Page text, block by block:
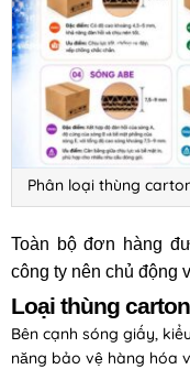
Phân loại thùng
Toàn bộ đơn hàng
công ty nên chủ động
Loại thùng
Bên cạnh sóng giấy,
năng bảo vệ hàng hóa